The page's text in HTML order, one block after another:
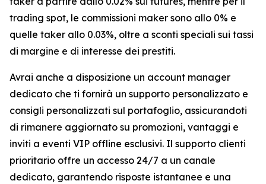
trading spot, le commissioni maker sono allo 0% e
quelle taker allo 0.03%, oltre a sconti speciali sui tassi
di margine e di interesse dei prestiti.
Avrai anche a disposizione un account manager
dedicato che ti fornirà un supporto personalizzato e
consigli personalizzati sul portafoglio, assicurandoti
di rimanere aggiornato su promozioni, vantaggi e
inviti a eventi VIP offline esclusivi. Il supporto clienti
prioritario offre un accesso 24/7 a un canale
dedicato, garantendo risposte istantanee e una